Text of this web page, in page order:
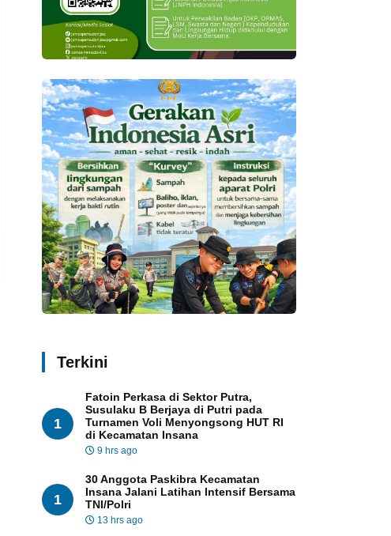
Terkini
1
Fatoin Perkasa di Sektor Putra,
Susulaku B Berjaya di Putri pada
Turnamen Voli Menyongsong HUT RI
di Kecamatan Insana
9 hrs ago
1
30 Anggota Paskibra Kecamatan
Insana Jalani Latihan Intensif Bersama
TNI/Polri
13 hrs ago